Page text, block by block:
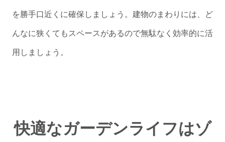
を勝手口近くに確保しましょう。建物のまわりには、ど
んなに狭くてもスペースがあるので無駄なく効率的に活
用しましょう。
快適なガーデンライフはゾ